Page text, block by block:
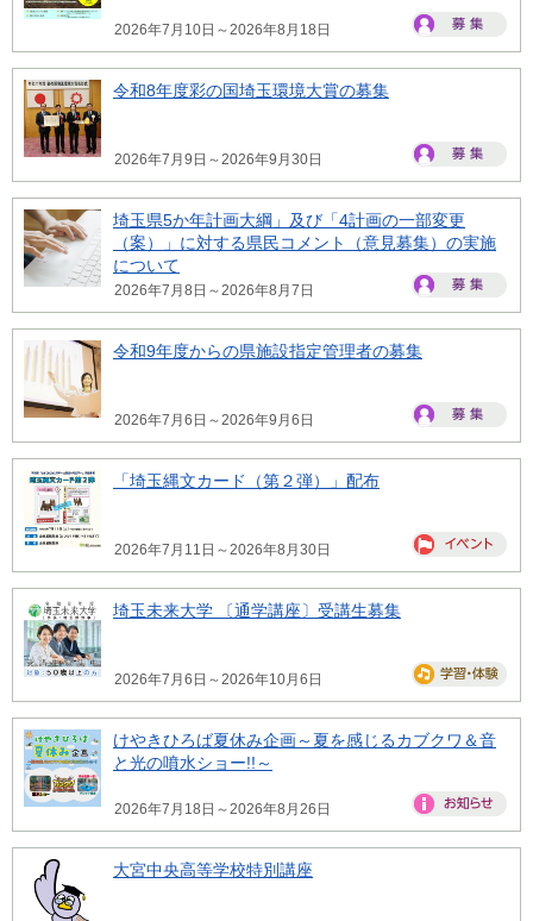
2026年7月10日～2026年8月18日
令和8年度彩の国埼玉環境大賞の募集
2026年7月9日～2026年9月30日
埼玉県5か年計画大綱」及び「4計画の一部変更
（案）」に対する県民コメント（意見募集）の実施
について
2026年7月8日～2026年8月7日
令和9年度からの県施設指定管理者の募集
2026年7月6日～2026年9月6日
「埼玉縄文カード（第２弾）」配布
2026年7月11日～2026年8月30日
埼玉未来大学 〔通学講座〕受講生募集
2026年7月6日～2026年10月6日
けやきひろば夏休み企画～夏を感じるカブクワ＆音
と光の噴水ショー!!～
2026年7月18日～2026年8月26日
大宮中央高等学校特別講座